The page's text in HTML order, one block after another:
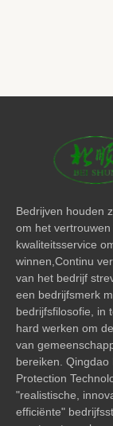
Bedrijven houden
om het vertrouwen
kwaliteitsservice
winnen,Continu
van het bedrijf
een bedrijfsmerk
bedrijfsfilosofie, in
hard werken om
van
bereiken.
Protection
"realistische,
efficiënte"